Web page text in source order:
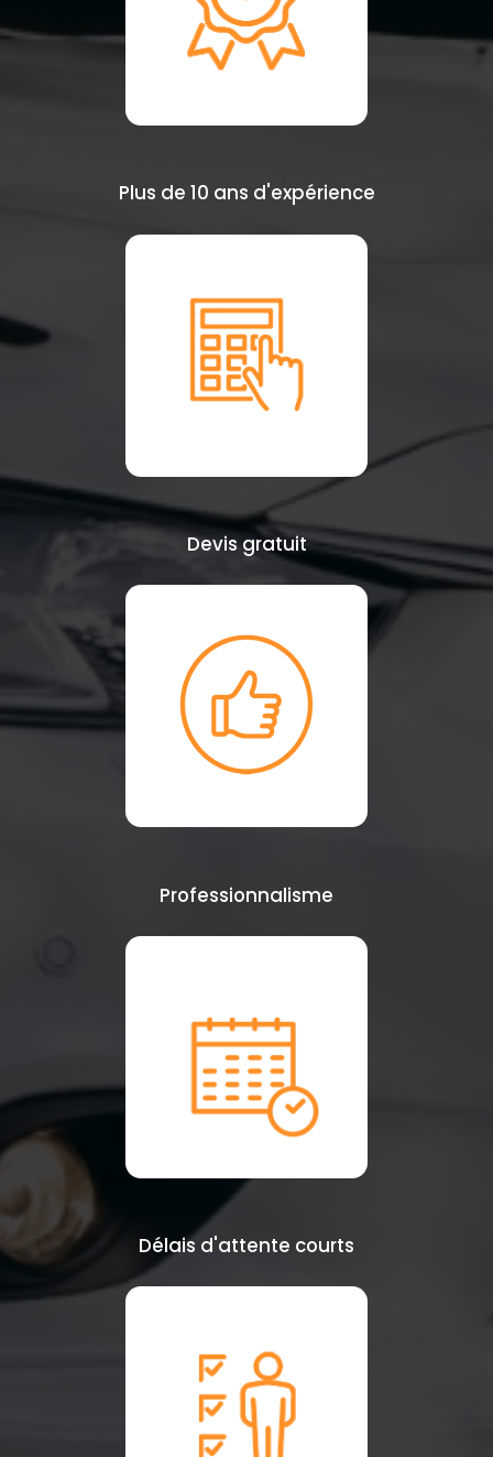
Plus de 10 ans d'expérience
Devis gratuit
Professionnalisme
Délais d'attente courts